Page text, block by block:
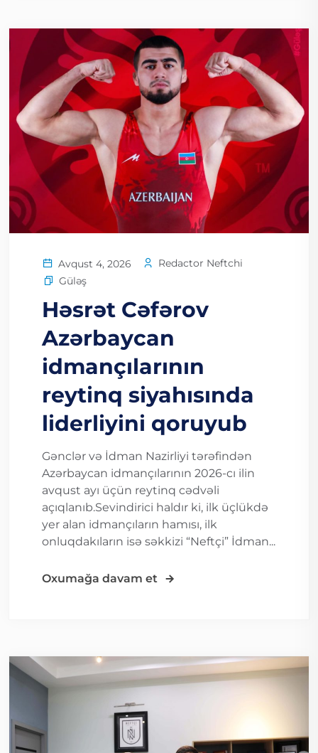
Avqust 4, 2026
Redactor Neftchi
Güləş
Həsrət Cəfərov
Azərbaycan
idmançılarının
reytinq siyahısında
liderliyini qoruyub
Gənclər və İdman Nazirliyi tərəfindən
Azərbaycan idmançılarının 2026-cı ilin
avqust ayı üçün reytinq cədvəli
açıqlanıb.Sevindirici haldır ki, ilk üçlükdə
yer alan idmançıların hamısı, ilk
onluqdakıların isə səkkizi “Neftçi” İdman...
Oxumağa davam et